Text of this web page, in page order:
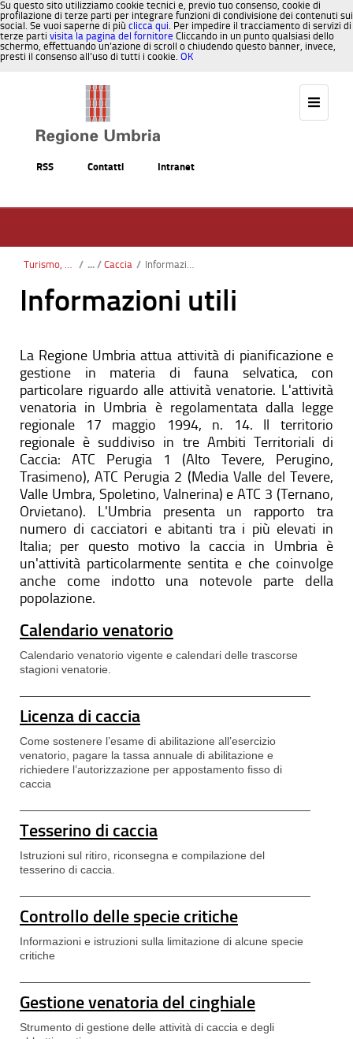
Su questo sito utilizziamo cookie tecnici e, previo tuo consenso, cookie di
profilazione di terze parti per integrare funzioni di condivisione dei contenuti sui
social. Se vuoi saperne di più clicca qui. Per impedire il tracciamento di servizi di
terze parti visita la pagina del fornitore Cliccando in un punto qualsiasi dello
schermo, effettuando un’azione di scroll o chiudendo questo banner, invece,
presti il consenso all’uso di tutti i cookie. OK
RSS Contatti Intranet
Turismo, Sport, Caccia, Pesca / Caccia / Informazioni utili
Informazioni utili
La Regione Umbria attua attività di pianificazione e
gestione in materia di fauna selvatica, con
particolare riguardo alle attività venatorie. L'attività
venatoria in Umbria è regolamentata dalla legge
regionale 17 maggio 1994, n. 14. Il territorio
regionale è suddiviso in tre Ambiti Territoriali di
Caccia: ATC Perugia 1 (Alto Tevere, Perugino,
Trasimeno), ATC Perugia 2 (Media Valle del Tevere,
Valle Umbra, Spoletino, Valnerina) e ATC 3 (Ternano,
Orvietano). L'Umbria presenta un rapporto tra
numero di cacciatori e abitanti tra i più elevati in
Italia; per questo motivo la caccia in Umbria è
un'attività particolarmente sentita e che coinvolge
anche come indotto una notevole parte della
popolazione.
Calendario venatorio
Calendario venatorio vigente e calendari delle trascorse
stagioni venatorie.
Licenza di caccia
Come sostenere l’esame di abilitazione all’esercizio
venatorio, pagare la tassa annuale di abilitazione e
richiedere l’autorizzazione per appostamento fisso di
caccia
Tesserino di caccia
Istruzioni sul ritiro, riconsegna e compilazione del
tesserino di caccia.
Controllo delle specie critiche
Informazioni e istruzioni sulla limitazione di alcune specie
critiche
Gestione venatoria del cinghiale
Strumento di gestione delle attività di caccia e degli